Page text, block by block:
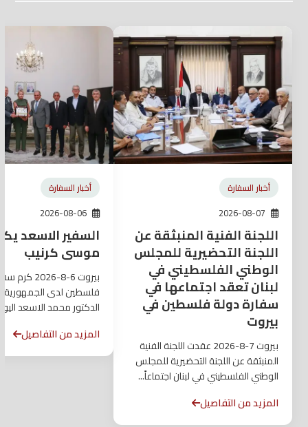
أخبار السفارة
اللجنة الفنية المنبثقة عن
اللجنة التحضيرية للمجلس
الوطني الفلسطيني في
لبنان تعقد اجتماعها في
سفارة دولة فلسطين في
بيروت
بيروت 7-8-2026 عقدت اللجنة الفنية
المنبثقة عن اللجنة التحضيرية للمجلس
الوطني الفلسطيني في لبنان اجتماعاً...
المزيد من التفاصيل
أخبار السفارة
2026-08-06
السفير الاسعد
موسى كرنيب
بيروت 6-8-
فلسطين لدى الجمهورية
الدكتور محمد الاسعد
المزيد من التفاصيل